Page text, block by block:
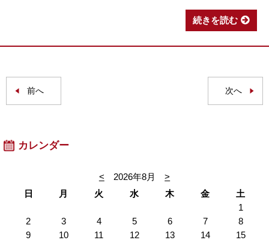
続きを読む
前へ 次へ
カレンダー
< 2026年8月
>
日
月 火 水 木 金
土
1
2
3 4 5 6 7
8
9
10 11 12 13 14
15